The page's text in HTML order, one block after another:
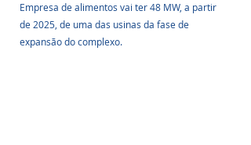
Empresa de alimentos vai ter 48 MW, a partir
de 2025, de uma das usinas da fase de
expansão do complexo.